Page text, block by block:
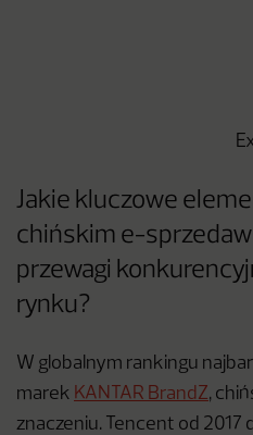
Jakie kluczowe
chińskim e-
przewagi
rynku?
W globalnym rankingu
marek KANTAR BrandZ,
znaczeniu. Tencent od 2017